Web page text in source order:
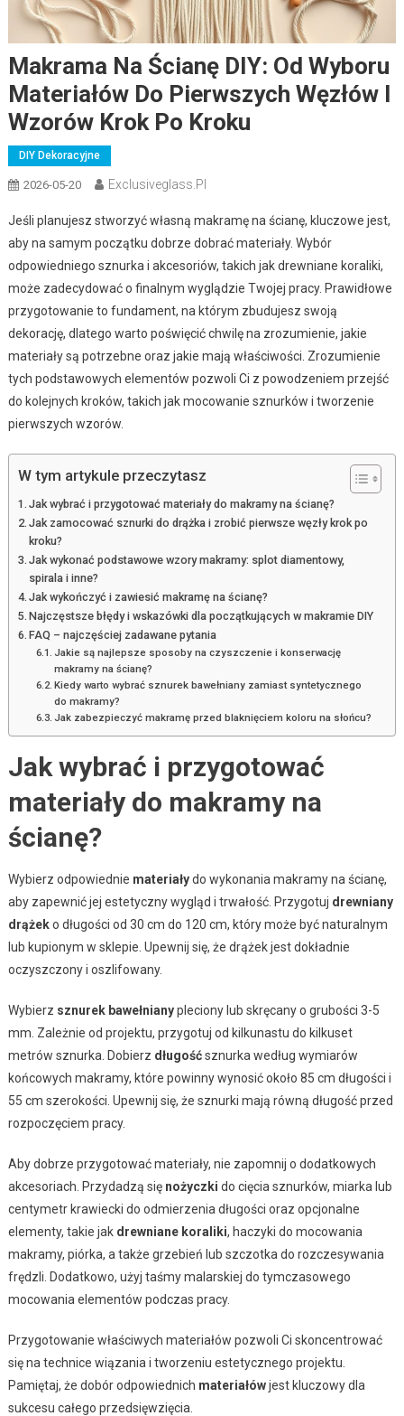
Makrama Na Ścianę DIY: Od Wyboru
Materiałów Do Pierwszych Węzłów I
Wzorów Krok Po Kroku
DIY Dekoracyjne
2026-05-20 Exclusiveglass.pl
Jeśli planujesz stworzyć własną makramę na ścianę, kluczowe jest,
aby na samym początku dobrze dobrać materiały. Wybór
odpowiedniego sznurka i akcesoriów, takich jak drewniane koraliki,
może zadecydować o finalnym wyglądzie Twojej pracy. Prawidłowe
przygotowanie to fundament, na którym zbudujesz swoją
dekorację, dlatego warto poświęcić chwilę na zrozumienie, jakie
materiały są potrzebne oraz jakie mają właściwości. Zrozumienie
tych podstawowych elementów pozwoli Ci z powodzeniem przejść
do kolejnych kroków, takich jak mocowanie sznurków i tworzenie
pierwszych wzorów.
W tym artykule przeczytasz
Jak wybrać i przygotować materiały do makramy na ścianę?
Jak zamocować sznurki do drążka i zrobić pierwsze węzły krok po
kroku?
Jak wykonać podstawowe wzory makramy: splot diamentowy,
spirala i inne?
Jak wykończyć i zawiesić makramę na ścianę?
Najczęstsze błędy i wskazówki dla początkujących w makramie DIY
FAQ – najczęściej zadawane pytania
Jakie są najlepsze sposoby na czyszczenie i konserwację
makramy na ścianę?
Kiedy warto wybrać sznurek bawełniany zamiast syntetycznego
do makramy?
Jak zabezpieczyć makramę przed blaknięciem koloru na słońcu?
Jak wybrać i przygotować
materiały do makramy na
ścianę?
Wybierz odpowiednie materiałydo wykonania makramy na ścianę,
aby zapewnić jej estetyczny wygląd i trwałość. Przygotuj drewniany
drążeko długości od 30 cm do 120 cm, który może być naturalnym
lub kupionym w sklepie. Upewnij się, że drążek jest dokładnie
oczyszczony i oszlifowany.
Wybierz sznurek bawełnianypleciony lub skręcany o grubości 3-5
mm. Zależnie od projektu, przygotuj od kilkunastu do kilkuset
metrów sznurka. Dobierz długośćsznurka według wymiarów
końcowych makramy, które powinny wynosić około 85 cm długości i
55 cm szerokości. Upewnij się, że sznurki mają równą długość przed
rozpoczęciem pracy.
Aby dobrze przygotować materiały, nie zapomnij o dodatkowych
akcesoriach. Przydadzą się nożyczki do cięcia sznurków, miarka lub
centymetr krawiecki do odmierzenia długości oraz opcjonalne
elementy, takie jak drewniane koraliki, haczyki do mocowania
makramy, piórka, a także grzebień lub szczotka do rozczesywania
frędzli. Dodatkowo, użyj taśmy malarskiej do tymczasowego
mocowania elementów podczas pracy.
Przygotowanie właściwych materiałów pozwoli Ci skoncentrować
się na technice wiązania i tworzeniu estetycznego projektu.
Pamiętaj, że dobór odpowiednich materiałówjest kluczowy dla
sukcesu całego przedsięwzięcia.